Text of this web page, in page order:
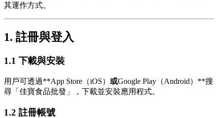
其運作方式。
1. 註冊與登入
1.1 下載與安裝
用戶可透過**App Store（iOS） 或Google Play（Android）**搜
尋「佳寶食品批發」，下載並安裝應用程式。
1.2 註冊帳號